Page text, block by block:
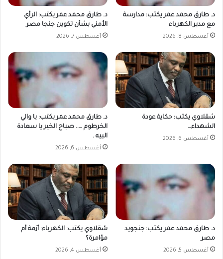
د. طارق محمد عمر يكتب: مدارسة
مع مدير الكهرباء
أغسطس 8, 2026
د. طارق محمد عمر يكتب: الرأي
الأمني بشأن تكوين جنجا مصر
أغسطس 7, 2026
شقلاوي يكتب: حكاية عودة
الشهداء…
أغسطس 6, 2026
د. طارق محمد عمر يكتب: يا والي
الخرطوم ….. صباح الخير يا سعادة
البيه .
أغسطس 6, 2026
د. طارق محمد عمر يكتب: جنجويد
مصر
أغسطس 5, 2026
شقلاوي يكتب: الكهرباء: أزمة أم
مؤامرة؟
أغسطس 4, 2026